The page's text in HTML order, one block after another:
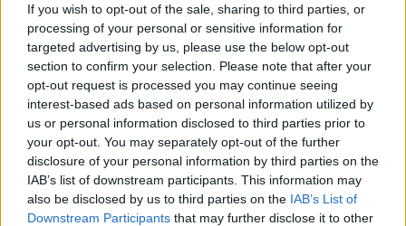
If you wish to opt-out of the sale, sharing to third parties, or
processing of your personal or sensitive information for
targeted advertising by us, please use the below opt-out
section to confirm your selection. Please note that after your
opt-out request is processed you may continue seeing
interest-based ads based on personal information utilized by
us or personal information disclosed to third parties prior to
your opt-out. You may separately opt-out of the further
disclosure of your personal information by third parties on the
IAB’s list of downstream participants. This information may
also be disclosed by us to third parties on the IAB’s List of
Downstream Participants that may further disclose it to other
Παρασκευή, 31 Ιουλίου 2026 9:45 ΠΜ